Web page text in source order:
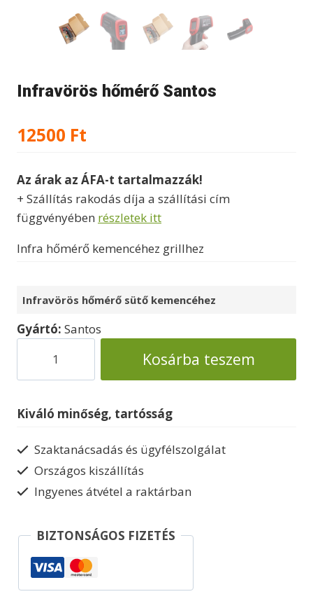
Infravörös hőmérő Santos
12500 Ft
Az árak az ÁFA-t tartalmazzák!
+ Szállítás rakodás díja a szállítási cím
függvényében részletek itt
Infra hőmérő kemencéhez grillhez
Infravörös hőmérő sütő kemencéhez
Gyártó: Santos
hőmérő
Santos
Kosárba teszem
Kiváló minőség, tartósság
Szaktanácsadás és ügyfélszolgálat
Országos kiszállítás
Ingyenes átvétel a raktárban
BIZTONSÁGOS FIZETÉS